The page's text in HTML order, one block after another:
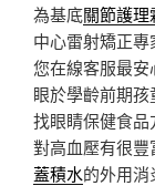
為基底關節護理
中心雷射矯正專
您在線客服最
眼於學齡前期
找眼睛保健食
對高血壓有很
蓋積水的外用